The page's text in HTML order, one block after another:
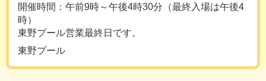
開催時間：午前9時～午後4時30分（最終入場は午後4
時）
東野プール営業最終日です。
東野プール